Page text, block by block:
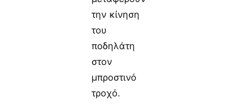
την κίνηση
του
ποδηλάτη
στον
μπροστινό
τροχό.